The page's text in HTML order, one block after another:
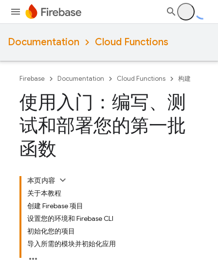
Documentation Cloud Functions
Firebase Documentation Cloud Functions 构建
使用入门：编写、测
试和部署您的第一批
函数
本页内容
关于本教程
创建 Firebase 项目
设置您的环境和 Firebase CLI
初始化您的项目
导入所需的模块并初始化应用